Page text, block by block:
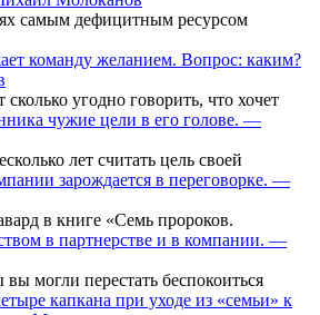
самым дефицитным ресурсом
команду желанием. Вопрос: каким?
угодно говорить, что хочет
чужие цели в его голове. —
лет считать цель своей
зарождается в переговорке. —
в книге «Семь пророков.
в партнерстве и в компании. —
могли перестать беспокоиться
капкана при уходе из «семьи» к